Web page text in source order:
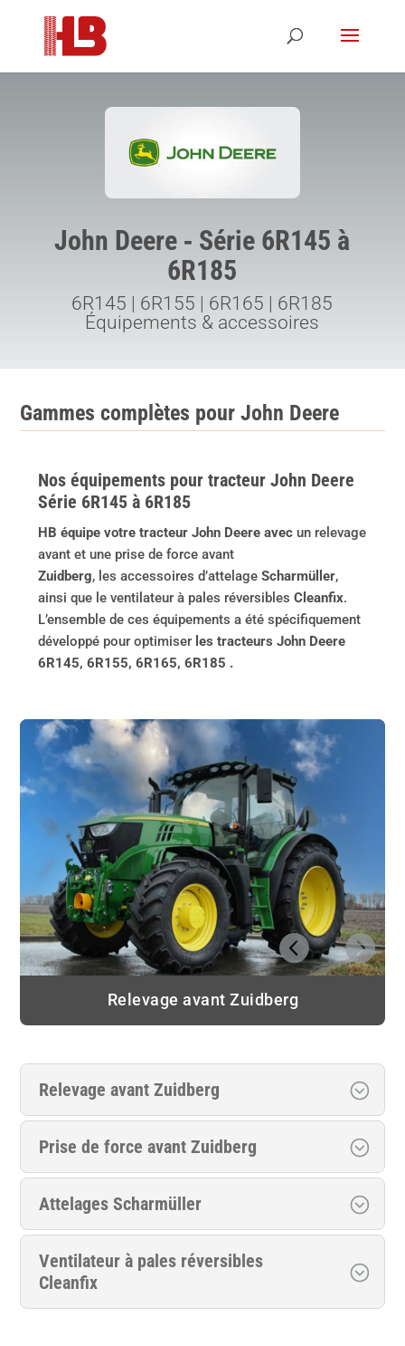
John Deere ‑ Série 6R145 à
6R185
6R145 | 6R155 | 6R165 | 6R185
Équipements & accessoires
Gammes complètes pour John Deere
Nos équipements pour tracteur John Deere
Série 6R145 à 6R185
HB équipe votre tracteur John Deere avec un relevage
avant et une prise de force avant
Zuidberg, les accessoires d’attelageScharmüller,
ainsi que le ventilateur à pales réversiblesCleanfix.
L’ensemble de ces équipements a été spécifiquement
développé pour optimiser les tracteurs John Deere
6R145, 6R155, 6R165, 6R185 .
Relevage avant Zuidberg
Relevage avant Zuidberg
Prise de force avant Zuidberg
Attelages Scharmüller
Ventilateur à pales réversibles
Cleanfix